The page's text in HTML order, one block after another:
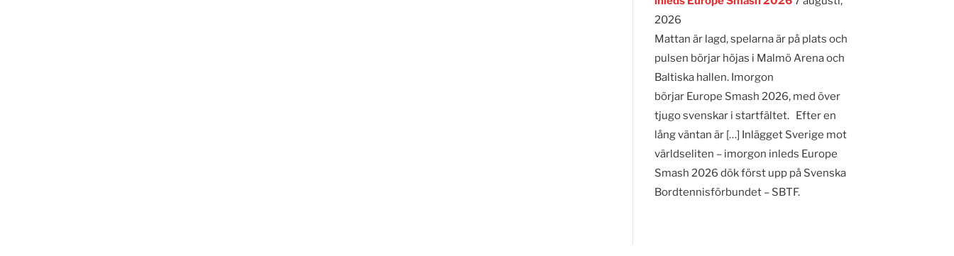
2026
Mattan är lagd, spelarna är på plats och
pulsen börjar höjas i Malmö Arena och
Baltiska hallen. Imorgon
börjar Europe Smash 2026, med över
tjugo svenskar i startfältet. Efter en
lång väntan är […] Inlägget Sverige mot
världseliten – imorgon inleds Europe
Smash 2026 dök först upp på Svenska
Bordtennisförbundet – SBTF.